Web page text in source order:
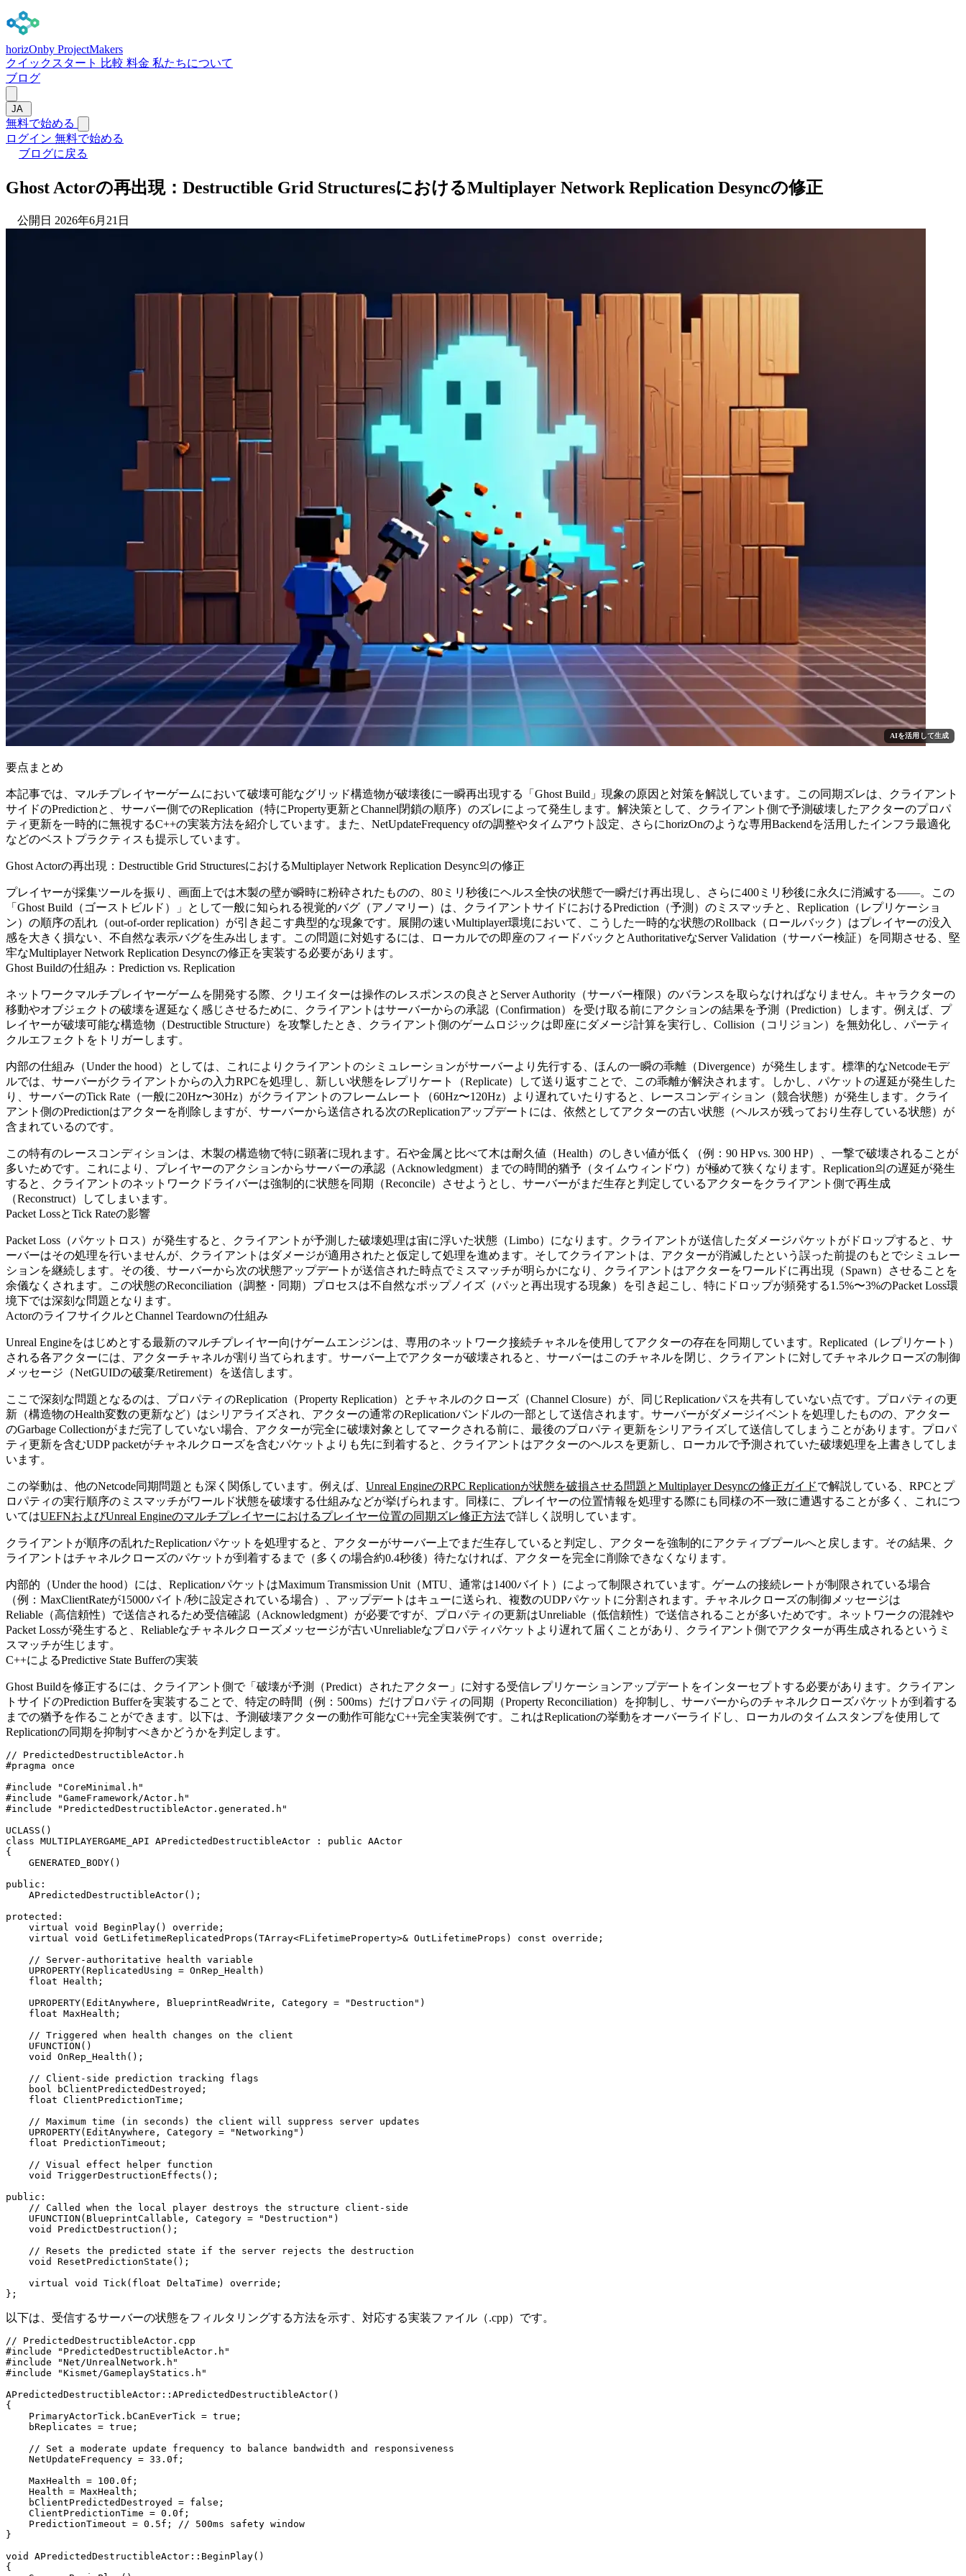
horizOnby ProjectMakers
クイックスタート 比較 料金 私たちについて
ブログ
JA
無料で始める
ログイン 無料で始める
ブログに戻る
Ghost Actorの再出現：Destructible Grid StructuresにおけるMultiplayer Network Replication Desyncの修正
公開日 2026年6月21日
AIを活用して生成
要点まとめ
本記事では、マルチプレイヤーゲームにおいて破壊可能なグリッド構造物が破壊後に一瞬再出現する「Ghost Build」現象の原因と対策を解説しています。この同期ズレは、クライアント
サイドのPredictionと、サーバー側でのReplication（特にProperty更新とChannel閉鎖の順序）のズレによって発生します。解決策として、クライアント側で予測破壊したアクターのプロパ
ティ更新を一時的に無視するC++の実装方法を紹介しています。また、NetUpdateFrequency ofの調整やタイムアウト設定、さらにhorizOnのような専用Backendを活用したインフラ最適化
などのベストプラクティスも提示しています。
Ghost Actorの再出現：Destructible Grid StructuresにおけるMultiplayer Network Replication Desync의の修正
プレイヤーが採集ツールを振り、画面上では木製の壁が瞬時に粉砕されたものの、80ミリ秒後にヘルス全快の状態で一瞬だけ再出現し、さらに400ミリ秒後に永久に消滅する――。この
「Ghost Build（ゴーストビルド）」として一般に知られる視覚的バグ（アノマリー）は、クライアントサイドにおけるPrediction（予測）のミスマッチと、Replication（レプリケーショ
ン）の順序の乱れ（out-of-order replication）が引き起こす典型的な現象です。展開の速いMultiplayer環境において、こうした一時的な状態のRollback（ロールバック）はプレイヤーの没入
感を大きく損ない、不自然な表示バグを生み出します。この問題に対処するには、ローカルでの即座のフィードバックとAuthoritativeなServer Validation（サーバー検証）を同期させる、堅
牢なMultiplayer Network Replication Desyncの修正を実装する必要があります。
Ghost Buildの仕組み：Prediction vs. Replication
ネットワークマルチプレイヤーゲームを開発する際、クリエイターは操作のレスポンスの良さとServer Authority（サーバー権限）のバランスを取らなければなりません。キャラクターの
移動やオブジェクトの破壊を遅延なく感じさせるために、クライアントはサーバーからの承認（Confirmation）を受け取る前にアクションの結果を予測（Prediction）します。例えば、プ
レイヤーが破壊可能な構造物（Destructible Structure）を攻撃したとき、クライアント側のゲームロジックは即座にダメージ計算を実行し、Collision（コリジョン）を無効化し、パーティ
クルエフェクトをトリガーします。
内部の仕組み（Under the hood）としては、これによりクライアントのシミュレーションがサーバーより先行する、ほんの一瞬の乖離（Divergence）が発生します。標準的なNetcodeモデ
ルでは、サーバーがクライアントからの入力RPCを処理し、新しい状態をレプリケート（Replicate）して送り返すことで、この乖離が解決されます。しかし、パケットの遅延が発生した
り、サーバーのTick Rate（一般に20Hz〜30Hz）がクライアントのフレームレート（60Hz〜120Hz）より遅れていたりすると、レースコンディション（競合状態）が発生します。クライ
アント側のPredictionはアクターを削除しますが、サーバーから送信される次のReplicationアップデートには、依然としてアクターの古い状態（ヘルスが残っており生存している状態）が
含まれているのです。
この特有のレースコンディションは、木製の構造物で特に顕著に現れます。石や金属と比べて木は耐久値（Health）のしきい値が低く（例：90 HP vs. 300 HP）、一撃で破壊されることが
多いためです。これにより、プレイヤーのアクションからサーバーの承認（Acknowledgment）までの時間的猶予（タイムウィンドウ）が極めて狭くなります。Replication의の遅延が発生
すると、クライアントのネットワークドライバーは強制的に状態を同期（Reconcile）させようとし、サーバーがまだ生存と判定しているアクターをクライアント側で再生成
（Reconstruct）してしまいます。
Packet LossとTick Rateの影響
Packet Loss（パケットロス）が発生すると、クライアントが予測した破壊処理は宙に浮いた状態（Limbo）になります。クライアントが送信したダメージパケットがドロップすると、サ
ーバーはその処理を行いませんが、クライアントはダメージが適用されたと仮定して処理を進めます。そしてクライアントは、アクターが消滅したという誤った前提のもとでシミュレー
ションを継続します。その後、サーバーから次の状態アップデートが送信された時点でミスマッチが明らかになり、クライアントはアクターをワールドに再出現（Spawn）させることを
余儀なくされます。この状態のReconciliation（調整・同期）プロセスは不自然なポップノイズ（パッと再出現する現象）を引き起こし、特にドロップが頻発する1.5%〜3%のPacket Loss環
境下では深刻な問題となります。
ActorのライフサイクルとChannel Teardownの仕組み
Unreal Engineをはじめとする最新のマルチプレイヤー向けゲームエンジンは、専用のネットワーク接続チャネルを使用してアクターの存在を同期しています。Replicated（レプリケート）
される各アクターには、アクターチャネルが割り当てられます。サーバー上でアクターが破壊されると、サーバーはこのチャネルを閉じ、クライアントに対してチャネルクローズの制御
メッセージ（NetGUIDの破棄/Retirement）を送信します。
ここで深刻な問題となるのは、プロパティのReplication（Property Replication）とチャネルのクローズ（Channel Closure）が、同じReplicationパスを共有していない点です。プロパティの更
新（構造物のHealth変数の更新など）はシリアライズされ、アクターの通常のReplicationバンドルの一部として送信されます。サーバーがダメージイベントを処理したものの、アクター
のGarbage Collectionがまだ完了していない場合、アクターが完全に破壊対象としてマークされる前に、最後のプロパティ更新をシリアライズして送信してしまうことがあります。プロパ
ティ更新を含むUDP packetがチャネルクローズを含むパケットよりも先に到着すると、クライアントはアクターのヘルスを更新し、ローカルで予測されていた破壊処理を上書きしてしま
います。
この挙動は、他のNetcode同期問題とも深く関係しています。例えば、 Unreal EngineのRPC Replicationが状態を破損させる問題とMultiplayer Desyncの修正ガイドで解説している、RPCとプ
ロパティの実行順序のミスマッチがワールド状態を破壊する仕組みなどが挙げられます。同様に、プレイヤーの位置情報を処理する際にも同様の不一致に遭遇することが多く、これにつ
いてはUEFNおよびUnreal Engineのマルチプレイヤーにおけるプレイヤー位置の同期ズレ修正方法で詳しく説明しています。
クライアントが順序の乱れたReplicationパケットを処理すると、アクターがサーバー上でまだ生存していると判定し、アクターを強制的にアクティブプールへと戻します。その結果、ク
ライアントはチャネルクローズのパケットが到着するまで（多くの場合約0.4秒後）待たなければ、アクターを完全に削除できなくなります。
内部的（Under the hood）には、ReplicationパケットはMaximum Transmission Unit（MTU、通常は1400バイト）によって制限されています。ゲームの接続レートが制限されている場合
（例： MaxClientRateが15000バイト/秒に設定されている場合）、アップデートはキューに送られ、複数のUDPパケットに分割されます。チャネルクローズの制御メッセージは
Reliable（高信頼性）で送信されるため受信確認（Acknowledgment）が必要ですが、プロパティの更新はUnreliable（低信頼性）で送信されることが多いためです。ネットワークの混雑や
Packet Lossが発生すると、Reliableなチャネルクローズメッセージが古いUnreliableなプロパティパケットより遅れて届くことがあり、クライアント側でアクターが再生成されるというミ
スマッチが生じます。
C++によるPredictive State Bufferの実装
Ghost Buildを修正するには、クライアント側で「破壊が予測（Predict）されたアクター」に対する受信レプリケーションアップデートをインターセプトする必要があります。クライアン
トサイドのPrediction Bufferを実装することで、特定の時間（例：500ms）だけプロパティの同期（Property Reconciliation）を抑制し、サーバーからのチャネルクローズパケットが到着する
までの猶予を作ることができます。以下は、予測破壊アクターの動作可能なC++完全実装例です。これはReplicationの挙動をオーバーライドし、ローカルのタイムスタンプを使用して
Replicationの同期を抑制すべきかどうかを判定します。
// PredictedDestructibleActor.h
#pragma once
#include "CoreMinimal.h"
#include "GameFramework/Actor.h"
#include "PredictedDestructibleActor.generated.h"
UCLASS()
class MULTIPLAYERGAME_API APredictedDestructibleActor : public AActor
{
    GENERATED_BODY()
public:
    APredictedDestructibleActor();
protected:
    virtual void BeginPlay() override;
    virtual void GetLifetimeReplicatedProps(TArray<FLifetimeProperty>& OutLifetimeProps) const override;
    // Server-authoritative health variable
    UPROPERTY(ReplicatedUsing = OnRep_Health)
    float Health;
    UPROPERTY(EditAnywhere, BlueprintReadWrite, Category = "Destruction")
    float MaxHealth;
    // Triggered when health changes on the client
    UFUNCTION()
    void OnRep_Health();
    // Client-side prediction tracking flags
    bool bClientPredictedDestroyed;
    float ClientPredictionTime;
    // Maximum time (in seconds) the client will suppress server updates
    UPROPERTY(EditAnywhere, Category = "Networking")
    float PredictionTimeout;
    // Visual effect helper function
    void TriggerDestructionEffects();
public:
    // Called when the local player destroys the structure client-side
    UFUNCTION(BlueprintCallable, Category = "Destruction")
    void PredictDestruction();
    // Resets the predicted state if the server rejects the destruction
    void ResetPredictionState();
    virtual void Tick(float DeltaTime) override;
以下は、受信するサーバーの状態をフィルタリングする方法を示す、対応する実装ファイル（.cpp）です。
// PredictedDestructibleActor.cpp
#include "PredictedDestructibleActor.h"
#include "Net/UnrealNetwork.h"
#include "Kismet/GameplayStatics.h"
APredictedDestructibleActor::APredictedDestructibleActor()
{
    PrimaryActorTick.bCanEverTick = true;
    bReplicates = true;
    // Set a moderate update frequency to balance bandwidth and responsiveness
    NetUpdateFrequency = 33.0f;
    MaxHealth = 100.0f;
    Health = MaxHealth;
    bClientPredictedDestroyed = false;
    ClientPredictionTime = 0.0f;
    PredictionTimeout = 0.5f; // 500ms safety window
}
void APredictedDestructibleActor::BeginPlay()
{